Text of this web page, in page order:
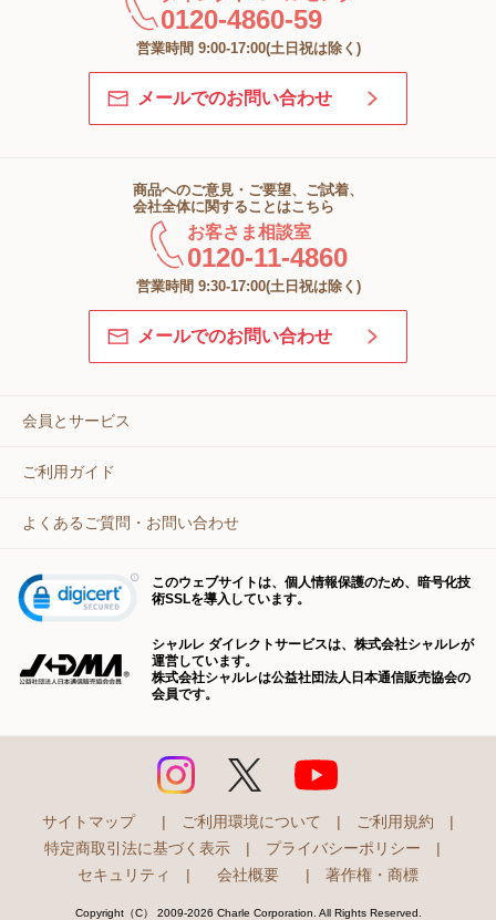
0120-4860-59
営業時間 9:00-17:00(土日祝は除く)
メールでのお問い合わせ
商品へのご意見・ご要望、ご試着、
会社全体に関することはこちら
お客さま相談室
0120-11-4860
営業時間 9:30-17:00(土日祝は除く)
メールでのお問い合わせ
会員とサービス
ご利用ガイド
よくあるご質問・お問い合わせ
このウェブサイトは、個人情報保護のため、暗号化技
術SSLを導入しています。
シャルレ ダイレクトサービスは、株式会社シャルレが
運営しています。
株式会社シャルレは公益社団法人日本通信販売協会の
会員です。
サイトマップ | ご利用環境について | ご利用規約
|
特定商取引法に基づく表示
| プライバシーポリシー
|
セキュリティ
| 会社概要 | 著作権・商標
Copyright（C） 2009-2026 Charle Corporation. All Rights Reserved.